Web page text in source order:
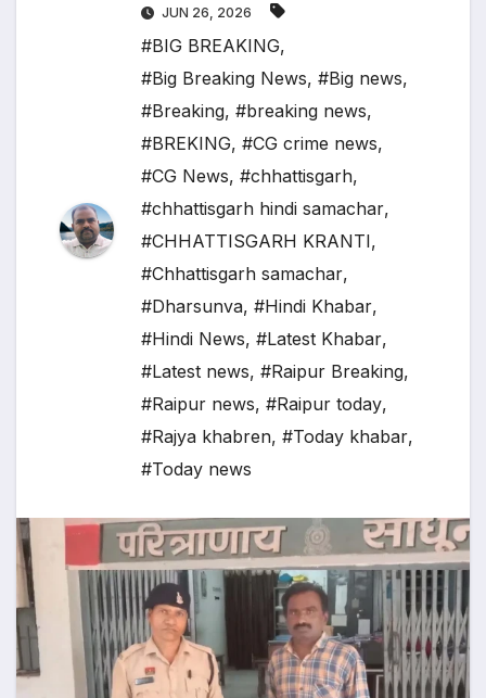
JUN 26, 2026
#BIG BREAKING,
#Big Breaking News, #Big news,
#Breaking, #breaking news,
#BREKING, #CG crime news,
#CG News, #chhattisgarh,
#chhattisgarh hindi samachar,
#CHHATTISGARH KRANTI,
#Chhattisgarh samachar,
#Dharsunva, #Hindi Khabar,
#Hindi News, #Latest Khabar,
#Latest news, #Raipur Breaking,
#Raipur news, #Raipur today,
#Rajya khabren, #Today khabar,
#Today news